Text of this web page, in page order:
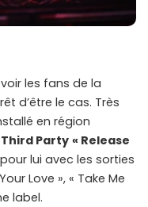
les fans de la
d’être le cas. Très
en région
Third Party « Release
lui avec les sorties
Love », « Take Me
label.